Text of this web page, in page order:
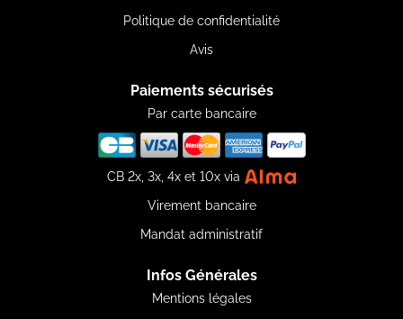
Politique de confidentialité
Avis
Paiements sécurisés
Par carte bancaire
CB 2x, 3x, 4x et 10x via
Virement bancaire
Mandat administratif
Infos Générales
Mentions légales